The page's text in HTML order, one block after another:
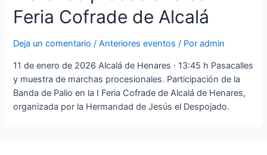
Feria Cofrade de Alcalá
Deja un comentario /Anteriores eventos / Poradmin
11 de enero de 2026 Alcalá de Henares · 13:45 h Pasacalles
y muestra de marchas procesionales. Participación de la
Banda de Palio en la I Feria Cofrade de Alcalá de Henares,
organizada por la Hermandad de Jesús el Despojado.